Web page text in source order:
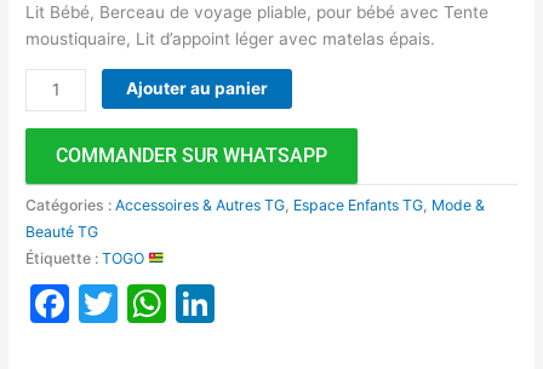
Lit Bébé, Berceau de voyage pliable, pour bébé avec Tente
moustiquaire, Lit d’appoint léger avec matelas épais.
Ajouter au panier
COMMANDER SUR WHATSAPP
Catégories :Accessoires & Autres TG Espace Enfants TG Mode &
Beauté TG
Étiquette :TOGO
Facebook
TwitterWhatsApp